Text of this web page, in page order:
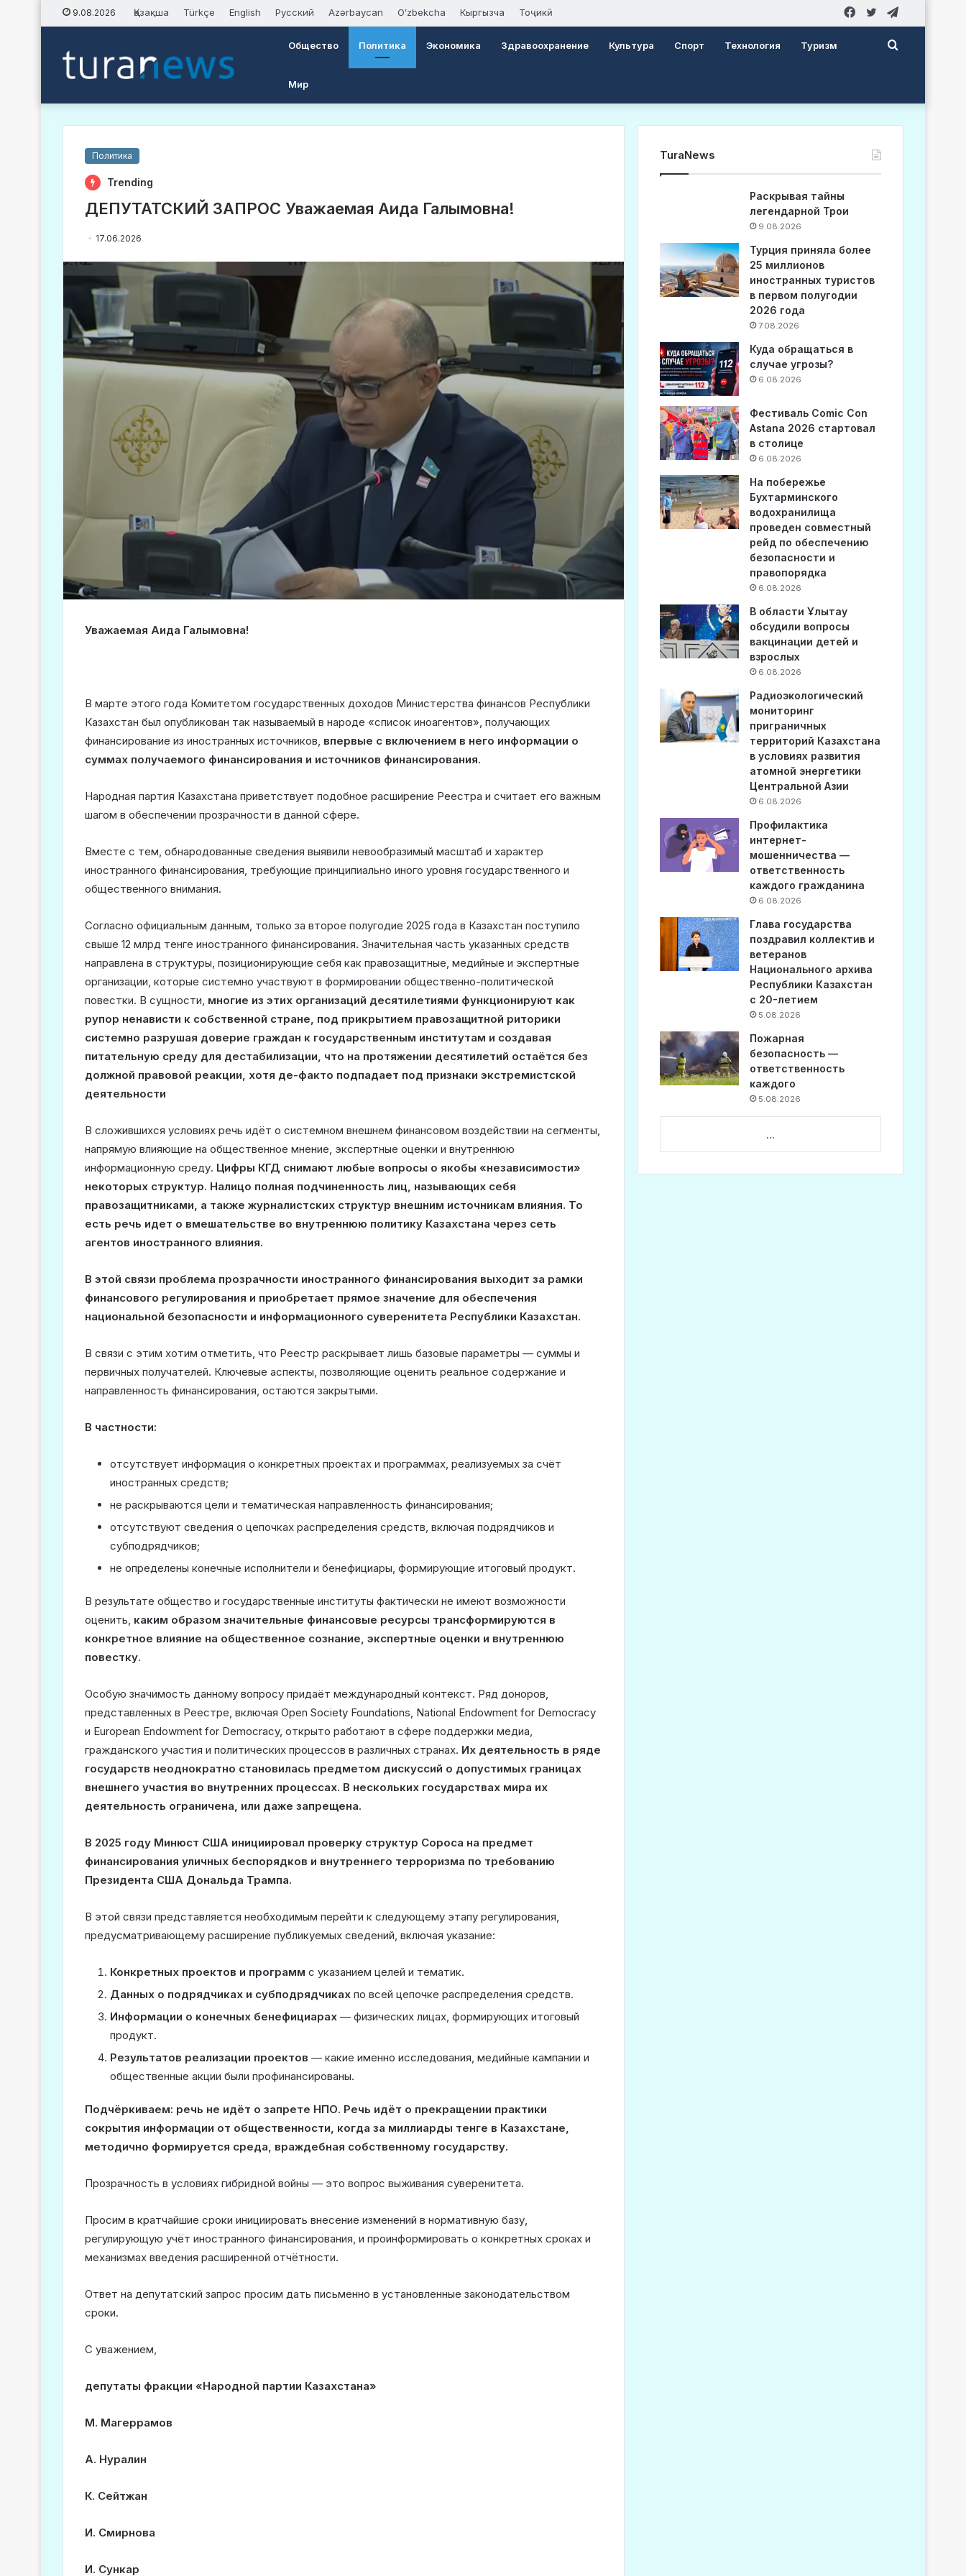
9.08.2026 Қазақша Türkçe English Русский Azərbaycan Oʻzbekcha Кыргызча Тоҷикӣ Twitter
Facebook
Общество Политика Экономика Здравоохранение Культура Спорт Технология Туризм
Мир
Search
Политика
Trending
ДЕПУТАТСКИЙ ЗАПРОС Уважаемая Аида Галымовна!
17.06.2026
Уважаемая Аида Галымовна!
В марте этого года Комитетом государственных доходов Министерства финансов Республики
Казахстан был опубликован так называемый в народе «список иноагентов», получающих
финансирование из иностранных источников, впервые с включением в него информации о
суммах получаемого финансирования и источников финансирования.
Народная партия Казахстана приветствует подобное расширение Реестра и считает его важным
шагом в обеспечении прозрачности в данной сфере.
Вместе с тем, обнародованные сведения выявили невообразимый масштаб и характер
иностранного финансирования, требующие принципиально иного уровня государственного и
общественного внимания.
Согласно официальным данным, только за второе полугодие 2025 года в Казахстан поступило
свыше 12 млрд тенге иностранного финансирования. Значительная часть указанных средств
направлена в структуры, позиционирующие себя как правозащитные, медийные и экспертные
организации, которые системно участвуют в формировании общественно-политической
повестки. В сущности, многие из этих организаций десятилетиями функционируют как
рупор ненависти к собственной стране, под прикрытием правозащитной риторики
системно разрушая доверие граждан к государственным институтам и создавая
питательную среду для дестабилизации, что на протяжении десятилетий остаётся без
должной правовой реакции, хотя де-факто подпадает под признаки экстремистской
деятельности
В сложившихся условиях речь идёт о системном внешнем финансовом воздействии на сегменты,
напрямую влияющие на общественное мнение, экспертные оценки и внутреннюю
информационную среду. Цифры КГД снимают любые вопросы о якобы «независимости»
некоторых структур. Налицо полная подчиненность лиц, называющих себя
правозащитниками, а также журналистских структур внешним источникам влияния. То
есть речь идет о вмешательстве во внутреннюю политику Казахстана через сеть
агентов иностранного влияния.
В этой связи проблема прозрачности иностранного финансирования выходит за рамки
финансового регулирования и приобретает прямое значение для обеспечения
национальной безопасности и информационного суверенитета Республики Казахстан.
В связи с этим хотим отметить, что Реестр раскрывает лишь базовые параметры — суммы и
первичных получателей. Ключевые аспекты, позволяющие оценить реальное содержание и
направленность финансирования, остаются закрытыми.
В частности:
отсутствует информация о конкретных проектах и программах, реализуемых за счёт
иностранных средств;
не раскрываются цели и тематическая направленность финансирования;
отсутствуют сведения о цепочках распределения средств, включая подрядчиков и
субподрядчиков;
не определены конечные исполнители и бенефициары, формирующие итоговый продукт.
В результате общество и государственные институты фактически не имеют возможности
оценить, каким образом значительные финансовые ресурсы трансформируются в
конкретное влияние на общественное сознание, экспертные оценки и внутреннюю
повестку.
Особую значимость данному вопросу придаёт международный контекст. Ряд доноров,
представленных в Реестре, включая Open Society Foundations, National Endowment for Democracy
и European Endowment for Democracy, открыто работают в сфере поддержки медиа,
гражданского участия и политических процессов в различных странах. Их деятельность в ряде
государств неоднократно становилась предметом дискуссий о допустимых границах
внешнего участия во внутренних процессах. В нескольких государствах мира их
деятельность ограничена, или даже запрещена.
В 2025 году Минюст США инициировал проверку структур Сороса на предмет
финансирования уличных беспорядков и внутреннего терроризма по требованию
Президента США Дональда Трампа.
В этой связи представляется необходимым перейти к следующему этапу регулирования,
предусматривающему расширение публикуемых сведений, включая указание:
Конкретных проектов и программ с указанием целей и тематик.
Данных о подрядчиках и субподрядчиках по всей цепочке распределения средств.
Информации о конечных бенефициарах — физических лицах, формирующих итоговый
продукт.
Результатов реализации проектов — какие именно исследования, медийные кампании и
общественные акции были профинансированы.
Подчёркиваем: речь не идёт о запрете НПО. Речь идёт о прекращении практики
сокрытия информации от общественности, когда за миллиарды тенге в Казахстане,
методично формируется среда, враждебная собственному государству.
Прозрачность в условиях гибридной войны — это вопрос выживания суверенитета.
Просим в кратчайшие сроки инициировать внесение изменений в нормативную базу,
регулирующую учёт иностранного финансирования, и проинформировать о конкретных сроках и
механизмах введения расширенной отчётности.
Ответ на депутатский запрос просим дать письменно в установленные законодательством
сроки.
С уважением,
депутаты фракции «Народной партии Казахстана»
М. Магеррамов
А. Нуралин
К. Сейтжан
И. Смирнова
И. Сункар
TuraNews
Раскрывая тайны
легендарной Трои
9.08.2026
Турция приняла более
25 миллионов
иностранных туристов
в первом полугодии
2026 года
7.08.2026
Куда обращаться в
случае угрозы?
6.08.2026
Фестиваль Comic Con
Astana 2026 стартовал
в столице
6.08.2026
На побережье
Бухтарминского
водохранилища
проведен совместный
рейд по обеспечению
безопасности и
правопорядка
6.08.2026
В области Ұлытау
обсудили вопросы
вакцинации детей и
взрослых
6.08.2026
Радиоэкологический
мониторинг
приграничных
территорий Казахстана
в условиях развития
атомной энергетики
Центральной Азии
6.08.2026
Профилактика
интернет-
мошенничества —
ответственность
каждого гражданина
6.08.2026
Глава государства
поздравил коллектив и
ветеранов
Национального архива
Республики Казахстан
с 20-летием
5.08.2026
Пожарная
безопасность —
ответственность
каждого
5.08.2026
...